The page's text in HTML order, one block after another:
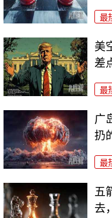
最
美
差
最
广
扔
最
五
去